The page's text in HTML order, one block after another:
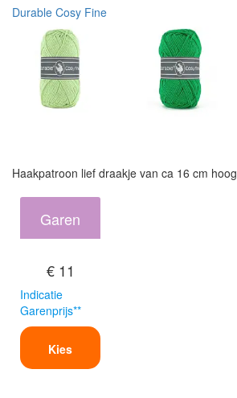
Durable Cosy Fine
Haakpatroon lief draakje van ca 16 cm hoog
Garen
€ 11
Indicatie
Garenprijs**
Kies